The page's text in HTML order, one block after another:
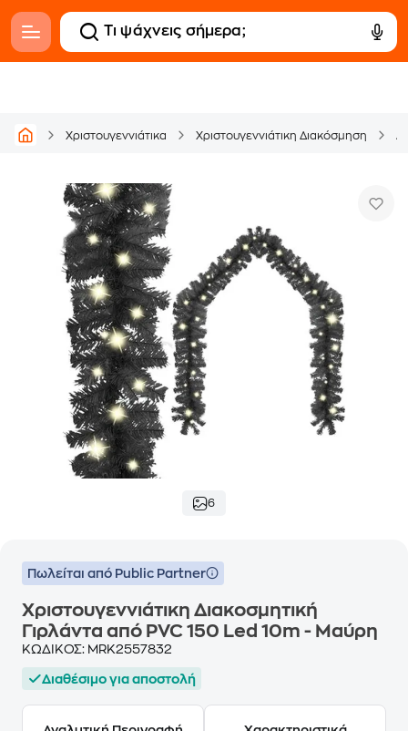
Χριστουγεννιάτικα Χριστουγεννιάτικη Διακόσμηση
6
Πωλείται από Public Partner
Χριστουγεννιάτικη Διακοσμητική
Γιρλάντα από PVC 150 Led 10m - Μαύρη
ΚΩΔΙΚΟΣ: MRK2557832
Διαθέσιμο για αποστολή